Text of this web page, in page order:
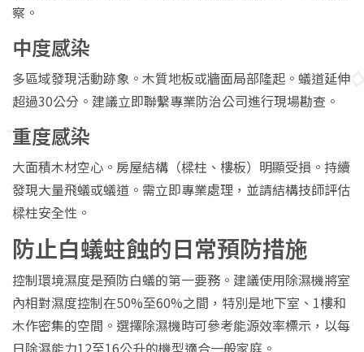
察。
中度感染
多區域發現活動跡象。木質地板或牆面局部隆起。蟻道延伸
超過30公分。建議立即聯繫專業防治公司進行現場勘查。
重度感染
大面積木材空心。房屋結構（樑柱、樓板）明顯受損。持續
發現大量飛蟻或蟻道。需立即專業處理，並請結構技師評估
樑柱安全性。
防止白蟻蛀蝕的日常預防措施
控制環境濕度是預防白蟻的第一要務。建議使用除濕機將室
內相對濕度控制在50%至60%之間，特別是地下室、1樓和
木作密集的空間。選擇除濕機時可參考能源效率標示，以每
日除濕能力12至16公升的機型適合一般家庭。